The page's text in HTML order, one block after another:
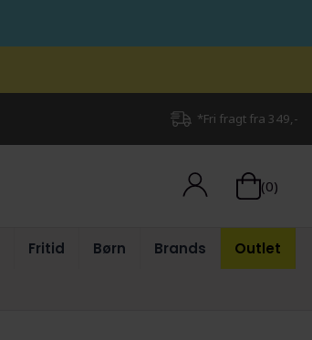
*Fri fragt fra 349,-
(0)
Fritid Børn Brands Outlet